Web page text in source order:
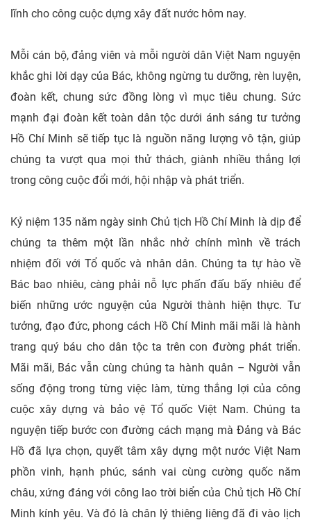
lĩnh cho công cuộc dựng xây đất nước hôm nay.
Mỗi cán bộ, đảng viên và mỗi người dân Việt Nam nguyện
khắc ghi lời dạy của Bác, không ngừng tu dưỡng, rèn luyện,
đoàn kết, chung sức đồng lòng vì mục tiêu chung. Sức
mạnh đại đoàn kết toàn dân tộc dưới ánh sáng tư tưởng
Hồ Chí Minh sẽ tiếp tục là nguồn năng lượng vô tận, giúp
chúng ta vượt qua mọi thử thách, giành nhiều thắng lợi
trong công cuộc đổi mới, hội nhập và phát triển.
Kỷ niệm 135 năm ngày sinh Chủ tịch Hồ Chí Minh là dịp để
chúng ta thêm một lần nhắc nhở chính mình về trách
nhiệm đối với Tổ quốc và nhân dân. Chúng ta tự hào về
Bác bao nhiêu, càng phải nỗ lực phấn đấu bấy nhiêu để
biến những ước nguyện của Người thành hiện thực. Tư
tưởng, đạo đức, phong cách Hồ Chí Minh mãi mãi là hành
trang quý báu cho dân tộc ta trên con đường phát triển.
Mãi mãi, Bác vẫn cùng chúng ta hành quân – Người vẫn
sống động trong từng việc làm, từng thắng lợi của công
cuộc xây dựng và bảo vệ Tổ quốc Việt Nam. Chúng ta
nguyện tiếp bước con đường cách mạng mà Đảng và Bác
Hồ đã lựa chọn, quyết tâm xây dựng một nước Việt Nam
phồn vinh, hạnh phúc, sánh vai cùng cường quốc năm
châu, xứng đáng với công lao trời biển của Chủ tịch Hồ Chí
Minh kính yêu. Và đó là chân lý thiêng liêng đã đi vào lịch